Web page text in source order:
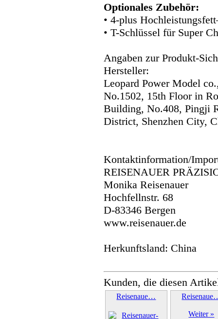
Optionales Zubehör:
• 4-plus
• T-Schlüssel für Super
Angaben zur Produkt-
Hersteller:
Leopard Power Model
No.1502, 15th Floor in
Building, No.408, Pingji
District, Shenzhen City,
Kontaktinformation/
REISENAUER
Monika Reisenauer
Hochfellnstr. 68
D-83346 Bergen
www.reisenauer.de
Herkunftsland: China
Kunden, die diesen
Reisenaue…
Weiter »